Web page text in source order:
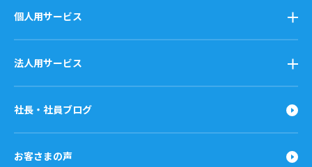
個人用サービス
法人用サービス
社長・社員ブログ
お客さまの声